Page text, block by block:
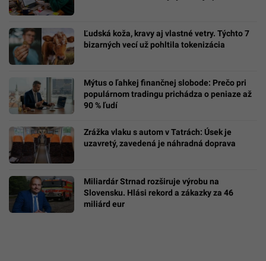
Ľudská koža, kravy aj vlastné vetry. Týchto 7
bizarných vecí už pohltila tokenizácia
Mýtus o ľahkej finančnej slobode: Prečo pri
populárnom tradingu prichádza o peniaze až
90 % ľudí
Zrážka vlaku s autom v Tatrách: Úsek je
uzavretý, zavedená je náhradná doprava
Miliardár Strnad rozširuje výrobu na
Slovensku. Hlási rekord a zákazky za 46
miliárd eur